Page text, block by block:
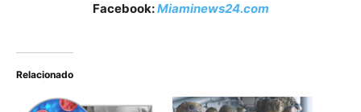
Facebook:Miaminews24.com
Relacionado